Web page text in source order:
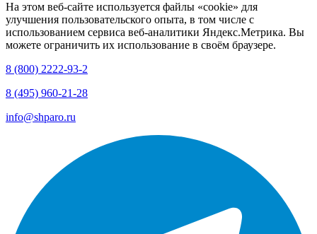
На этом веб-сайте используется файлы «cookie» для
улучшения пользовательского опыта, в том числе с
использованием сервиса веб-аналитики Яндекс.Метрика. Вы
можете ограничить их использование в своём браузере.
8 (800) 2222-93-2
8 (495) 960-21-28
info@shparo.ru